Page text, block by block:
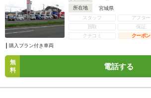
所在地
宮城県
スタッフ
アフター
買取
保証
クチコミ
クーポン
購入プラン付き車両
無
料
電話する